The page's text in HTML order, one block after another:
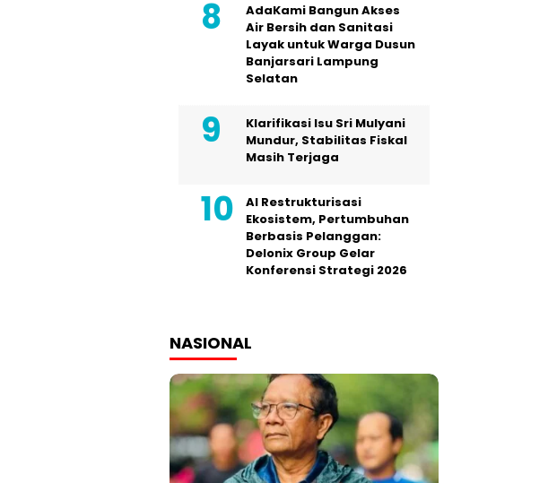
AdaKami Bangun Akses
Air Bersih dan Sanitasi
Layak untuk Warga Dusun
Banjarsari Lampung
Selatan
Klarifikasi Isu Sri Mulyani
Mundur, Stabilitas Fiskal
Masih Terjaga
AI Restrukturisasi
Ekosistem, Pertumbuhan
Berbasis Pelanggan:
Delonix Group Gelar
Konferensi Strategi 2026
NASIONAL